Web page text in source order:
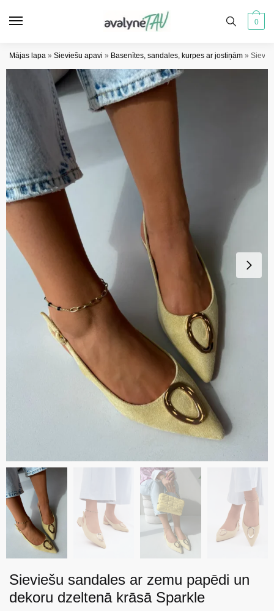
0
Mājas lapa » Sieviešu apavi » Basenītes, sandales, kurpes ar jostiņām »
Sieviešu sandales ar zemu papēdi un
dekoru dzeltenā krāsā Sparkle